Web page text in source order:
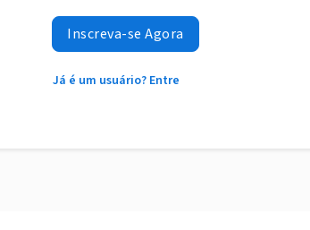
Inscreva-se Agora
Já é um usuário? Entre